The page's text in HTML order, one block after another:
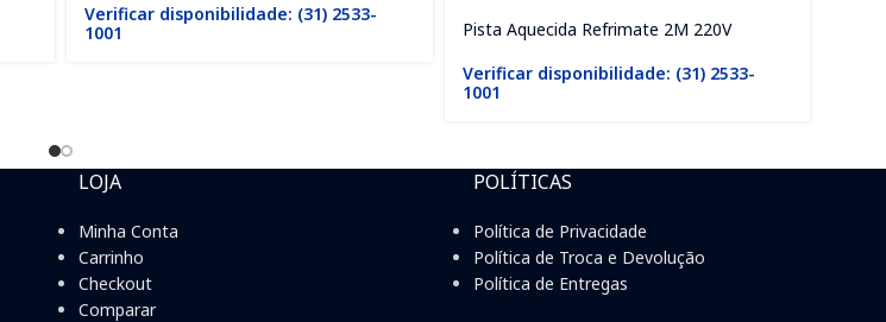
Verificar disponibilidade: (31) 2533-
1001
Pista Aquecida Refrimate 2M 220V
Verificar disponibilidade: (31) 2533-
1001
LOJA
Minha Conta
Carrinho
Checkout
Comparar
POLÍTICAS
Política de Privacidade
Política de Troca e Devolução
Política de Entregas